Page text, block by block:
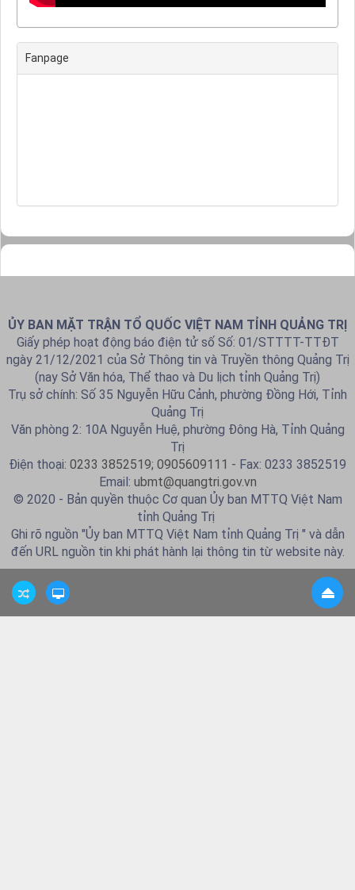
Fanpage
ỦY BAN MẶT TRẬN TỔ QUỐC VIỆT NAM TỈNH QUẢNG TRỊ
Giấy phép hoạt động báo điện tử số Số: 01/STTTT-TTĐT
ngày 21/12/2021 của Sở Thông tin và Truyền thông Quảng Trị
(nay Sở Văn hóa, Thể thao và Du lịch tỉnh Quảng Trị)
Trụ sở chính: Số 35 Nguyễn Hữu Cảnh, phường Đồng Hới, Tỉnh
Quảng Trị
Văn phòng 2: 10A Nguyễn Huệ, phường Đông Hà, Tỉnh Quảng
Trị
Điện thoại: 0233 3852519; 0905609111 - Fax: 0233 3852519
Email: ubmt@quangtri.gov.vn
© 2020 - Bản quyền thuộc Cơ quan Ủy ban MTTQ Việt Nam
tỉnh Quảng Trị
Ghi rõ nguồn "Ủy ban MTTQ Việt Nam tỉnh Quảng Trị " và dẫn
đến URL nguồn tin khi phát hành lại thông tin từ website này.